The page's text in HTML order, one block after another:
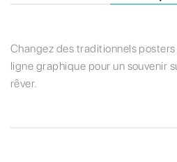
Changez des traditionnels
ligne graphique pour un souvenir
rêver.